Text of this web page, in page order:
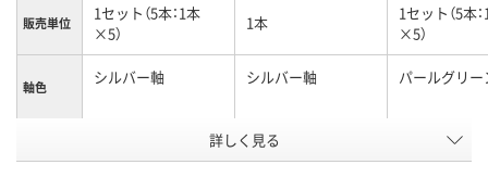
販売単位
1セット（5本：1本
×5）
1本
1セット（5本
×5）
軸色 シルバー軸 シルバー軸 パールグリー
P213904 P238054
詳しく見る